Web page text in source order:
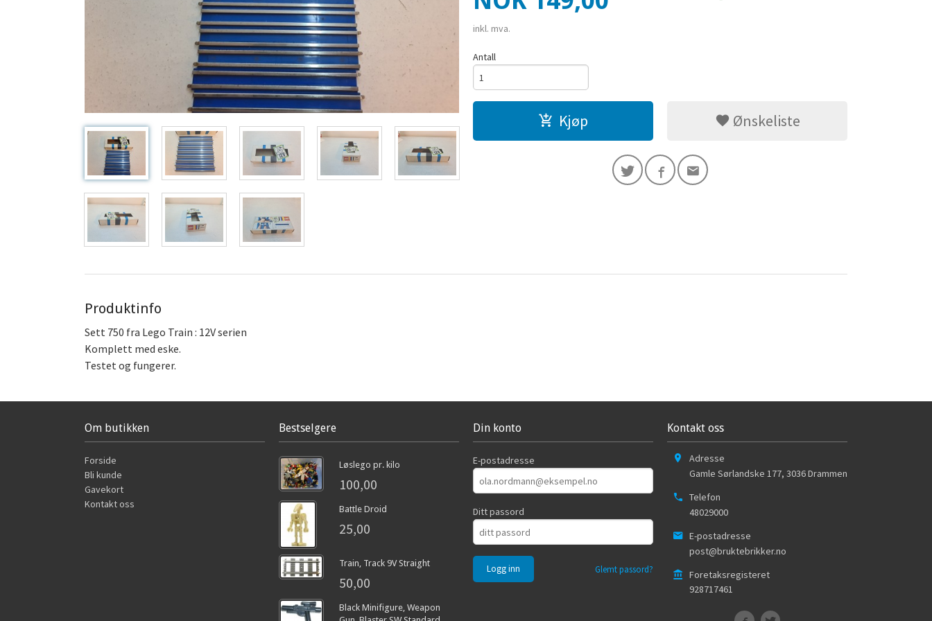
inkl. mva.
Antall
Kjøp Ønskeliste
Produktinfo
Sett 750 fra Lego Train : 12V serien
Komplett med eske.
Testet og fungerer.
Om butikken
Forside
Bli kunde
Gavekort
Kontakt oss
Bestselgere
Løslego pr. kilo
100,00
Battle Droid
25,00
Train, Track 9V Straight
50,00
Black Minifigure, Weapon
Din konto
E-postadresse
Ditt passord
Glemt passord?
Kontakt oss
Adresse
Gamle Sørlandske 177, 3036Drammen
Telefon
48029000
E-postadresse
post@bruktebrikker.no
Foretaksregisteret
928717461